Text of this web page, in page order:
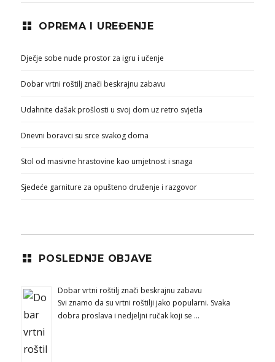
OPREMA I UREĐENJE
Dječje sobe nude prostor za igru i učenje
Dobar vrtni roštilj znači beskrajnu zabavu
Udahnite dašak prošlosti u svoj dom uz retro svjetla
Dnevni boravci su srce svakog doma
Stol od masivne hrastovine kao umjetnost i snaga
Sjedeće garniture za opušteno druženje i razgovor
POSLEDNJE OBJAVE
Dobar vrtni roštilj znači beskrajnu zabavu
Svi znamo da su vrtni roštilji jako popularni. Svaka
dobra proslava i nedjeljni ručak koji se …